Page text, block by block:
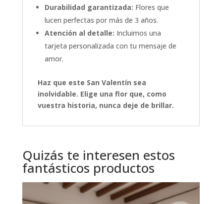
Durabilidad garantizada: Flores que
lucen perfectas por más de 3 años.
Atención al detalle: Incluimos una
tarjeta personalizada con tu mensaje de
amor.
Haz que este San Valentín sea
inolvidable. Elige una flor que, como
vuestra historia, nunca deje de brillar.
Quizás te interesen estos
fantásticos productos